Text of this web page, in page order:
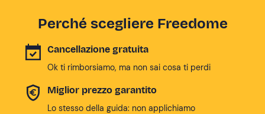
Perché scegliere Freedome
Cancellazione gratuita
Ok ti rimborsiamo, ma non sai cosa ti perdi
Miglior prezzo garantito
Lo stesso della guida: non applichiamo